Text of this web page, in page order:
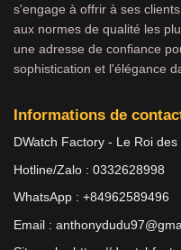
s'engage à offrir à ses
aux normes de qualité les
une adresse de confiance
sophistication et l'élégance
Informations de
DWatch Factory - Le Roi
Hotline/Zalo : 0332628998
WhatsApp : +84962589496
Email :